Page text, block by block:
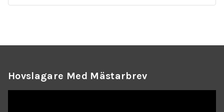
Hovslagare Med Mästarbrev